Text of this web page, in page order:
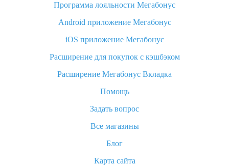
Как узнать, куда пришла посылка с Алиэкспресс
Вы отменили заказ на Алиэкспресс, когда вернут деньги?
Что такое баллы на Алиэкспресс, как их получить и
«AliExpress Standard Shipping»: что это за метод доставки и
как его отслеживать
Как покупать оптом на Алиэкспресс
Что делать, если не пришел товар с Алиэкспресс
возврата денег
Программа лояльности Мегабонус
Android приложение Мегабонус
iOS приложение Мегабонус
Расширение для покупок с кэшбэком
Расширение Мегабонус Вкладка
Помощь
Задать вопрос
Все магазины
Блог
Карта сайта